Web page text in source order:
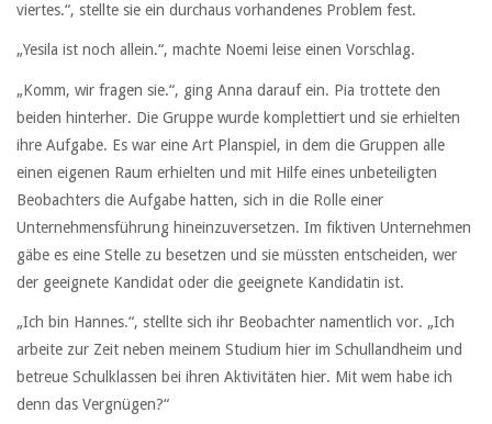
viertes.“, stellte sie ein durchaus vorhandenes Problem fest.
„Yesila ist noch allein.“, machte Noemi leise einen Vorschlag.
„Komm, wir fragen sie.“, ging Anna darauf ein. Pia trottete den
beiden hinterher. Die Gruppe wurde komplettiert und sie erhielten
ihre Aufgabe. Es war eine Art Planspiel, in dem die Gruppen alle
einen eigenen Raum erhielten und mit Hilfe eines unbeteiligten
Beobachters die Aufgabe hatten, sich in die Rolle einer
Unternehmensführung hineinzuversetzen. Im fiktiven Unternehmen
gäbe es eine Stelle zu besetzen und sie müssten entscheiden, wer
der geeignete Kandidat oder die geeignete Kandidatin ist.
„Ich bin Hannes.“, stellte sich ihr Beobachter namentlich vor. „Ich
arbeite zur Zeit neben meinem Studium hier im Schullandheim und
betreue Schulklassen bei ihren Aktivitäten hier. Mit wem habe ich
denn das Vergnügen?“